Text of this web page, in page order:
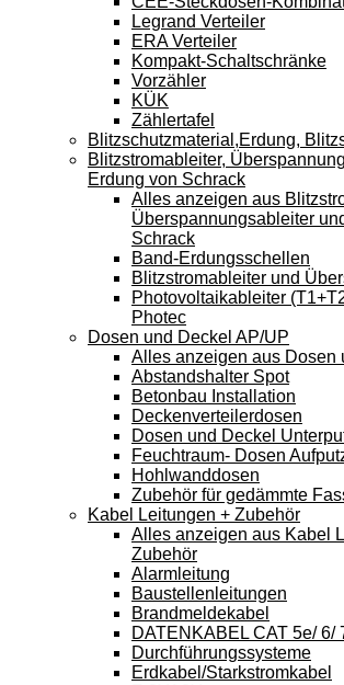
Legrand Verteiler
ERA Verteiler
Kompakt-Schaltschränke
Vorzähler
KÜK
Zählertafel
Blitzschutzmaterial,Erdung,
Blitzstromableiter,
Erdung von Schrack
Alles anzeigen aus
Überspannungsableiter
Schrack
Band-Erdungsschellen
Blitzstromableiter und
Photovoltaikableiter
Photec
Dosen und Deckel AP/UP
Alles anzeigen aus Dosen
Abstandshalter Spot
Betonbau Installation
Deckenverteilerdosen
Dosen und Deckel
Feuchtraum- Dosen
Hohlwanddosen
Zubehör für gedämmte
Kabel Leitungen + Zubehör
Alles anzeigen aus Kabel
Zubehör
Alarmleitung
Baustellenleitungen
Brandmeldekabel
DATENKABEL CAT 5e/ 6/
Durchführungssysteme
Erdkabel/Starkstromkabel